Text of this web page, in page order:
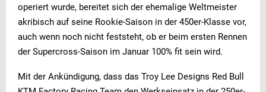
operiert wurde, bereitet sich der ehemalige Weltmeister
akribisch auf seine Rookie-Saison in der 450er-Klasse vor,
auch wenn noch nicht feststeht, ob er beim ersten Rennen
der Supercross-Saison im Januar 100% fit sein wird.
Mit der Ankündigung, dass das Troy Lee Designs Red Bull